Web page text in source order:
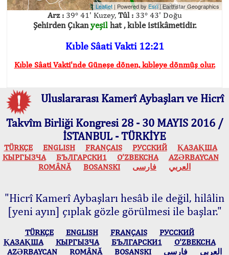
Leaflet | Powered by Esri|Earthstar Geographics
Arz :39° 41' Kuzey, Tûl :33° 43' Doğu
Şehirden Çıkanyeşilhat , kıble istikâmetidir.
Kıble Sâati Vakti 12:21
Kıble Sâati Vakti'nde Güneşe dönen, kıbleye dönmüş olur.
Uluslararası Kamerî Aybaşları ve Hicrî
Takvîm Birliği Kongresi 28 - 30 MAYIS 2016 /
İSTANBUL - TÜRKİYE
TÜRKÇE ENGLISH FRANÇAIS РУССКИЙ
ҚАЗАҚША
КЫPГЫЗЧA
БЪЛГАРСКИ1 O’ZBEKCHA
AZӘRBAYCAN
ROMÂNĂ
BOSANSKI العربي فارسی
"Hicrî Kamerî Aybaşları hesâb ile değil, hilâlin
[yeni ayın] çıplak gözle görülmesi ile başlar."
TÜRKÇE ENGLISH FRANÇAIS
РУССКИЙ
ҚАЗАҚША
КЫPГЫЗЧA БЪЛГАРСКИ1
O’ZBEKCHA
AZӘRBAYCAN
ROMÂNĂ BOSANSKI العربي فارسی